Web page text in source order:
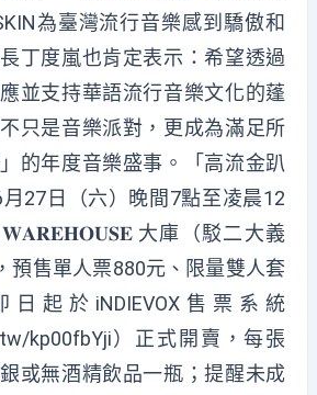
為臺灣流行音樂感到驕傲和
丁度嵐也肯定表示：希望透過
並支持華語流行音樂文化的蓬
只是音樂派對，更成為滿足所
的年度音樂盛事。「高流金趴
27日（六）晚間7點至凌晨12
𝐖𝐀𝐑𝐄𝐇𝐎𝐔𝐒𝐄 大庫（駁二大義
預售單人票880元、限量雙人套
日起於iNDIEVOX售票系統
kp00fbYji）正式開賣，每張
或無酒精飲品一瓶；提醒未成